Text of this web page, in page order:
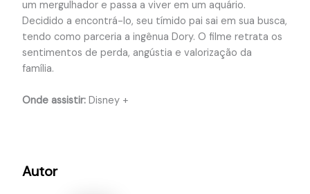
um mergulhador e passa a viver em um aquário.
Decidido a encontrá-lo, seu tímido pai sai em sua busca,
tendo como parceria a ingênua Dory. O filme retrata os
sentimentos de perda, angústia e valorização da
família.
Onde assistir:Disney +
Autor